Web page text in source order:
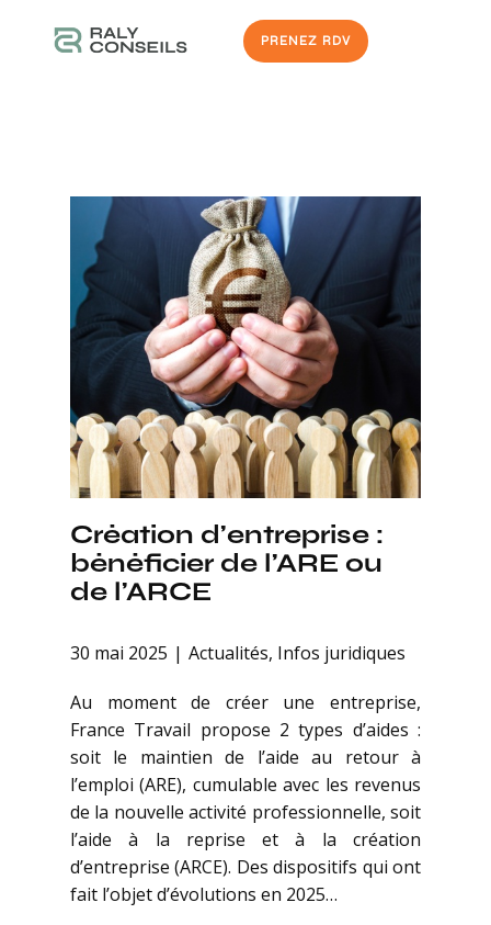
PRENEZ RDV
Création d’entreprise :
bénéficier de l’ARE ou
de l’ARCE
30 mai 2025 Actualités, Infos juridiques
Au moment de créer une entreprise,
France Travail propose 2 types d’aides :
soit le maintien de l’aide au retour à
l’emploi (ARE), cumulable avec les revenus
de la nouvelle activité professionnelle, soit
l’aide à la reprise et à la création
d’entreprise (ARCE). Des dispositifs qui ont
fait l’objet d’évolutions en 2025…